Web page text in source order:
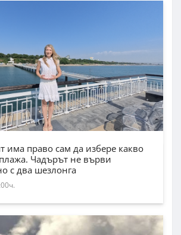
има право сам да избере какво
Чадърът не върви
с два шезлонга